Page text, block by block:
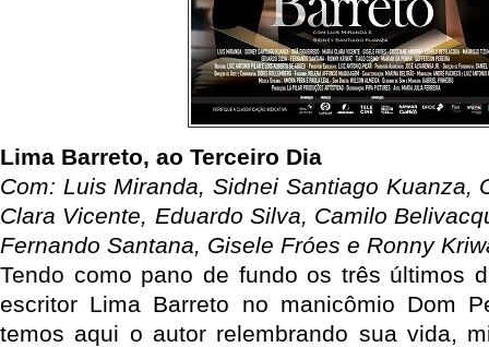
Lima Barreto, ao Terceiro Dia
Com: Luis Miranda, Sidnei Santiago Kuanza,
Clara Vicente, Eduardo Silva, Camilo
Fernando Santana, Gisele Fróes e Ronny
Tendo como pano de fundo os três últimos
escritor Lima Barreto no manicômio Dom
temos aqui o autor relembrando sua vida,